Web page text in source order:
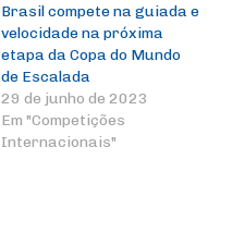
Brasil compete na guiada e
velocidade na próxima
etapa da Copa do Mundo
de Escalada
29 de junho de 2023
Em "Competições
Internacionais"